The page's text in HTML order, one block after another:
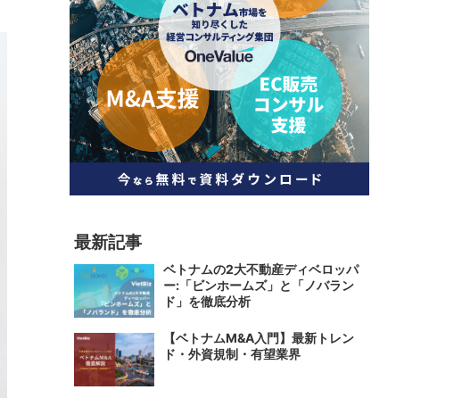
ベトナム人材
特定技能
高度人材・エンジニア
ベトナム一般概況
ベトナムでの生活
文化・社会
政治
最新記事
ベトナムの2大不動産ディベロッパ
ー:「ビンホームズ」と「ノバラン
ド」を徹底分析
【ベトナムM&A入門】最新トレン
ド・外資規制・有望業界